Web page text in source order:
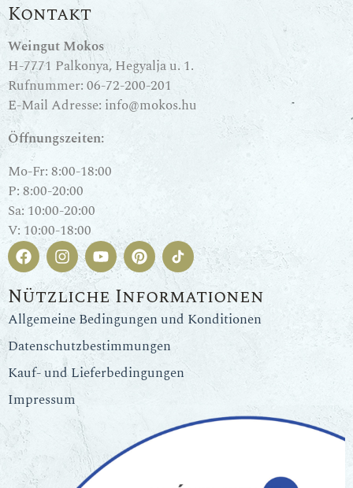
Kontakt
Weingut Mokos
H-7771 Palkonya, Hegyalja u. 1.
Rufnummer:06-72-200-201
E-Mail Adresse: info@mokos.hu
Öffnungszeiten:
Mo-Fr: 8:00-18:00
P: 8:00-20:00
Sa: 10:00-20:00
V: 10:00-18:00
Nützliche Informationen
Allgemeine Bedingungen und Konditionen
Datenschutzbestimmungen
Kauf- und Lieferbedingungen
Impressum